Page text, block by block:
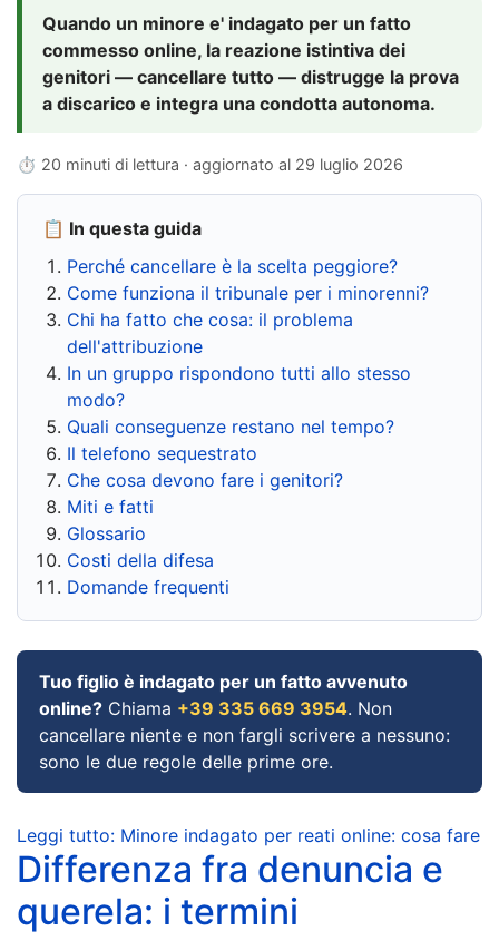
Quando un minore e' indagato per un fatto
commesso online, la reazione istintiva dei
genitori — cancellare tutto — distrugge la prova
a discarico e integra una condotta autonoma.
⏱ 20 minuti di lettura · aggiornato al 29 luglio 2026
📋 In questa guida
Perché cancellare è la scelta peggiore?
Come funziona il tribunale per i minorenni?
Chi ha fatto che cosa: il problema
dell'attribuzione
In un gruppo rispondono tutti allo stesso
modo?
Quali conseguenze restano nel tempo?
Il telefono sequestrato
Che cosa devono fare i genitori?
Miti e fatti
Glossario
Costi della difesa
Domande frequenti
Tuo figlio è indagato per un fatto avvenuto
online? Chiama +39 335 669 3954. Non
cancellare niente e non fargli scrivere a nessuno:
sono le due regole delle prime ore.
Leggi tutto: Minore indagato per reati online: cosa fare
Differenza fra denuncia e
querela: i termini